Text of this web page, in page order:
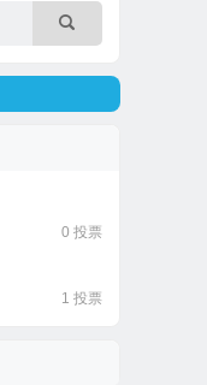
0 投票
1 投票